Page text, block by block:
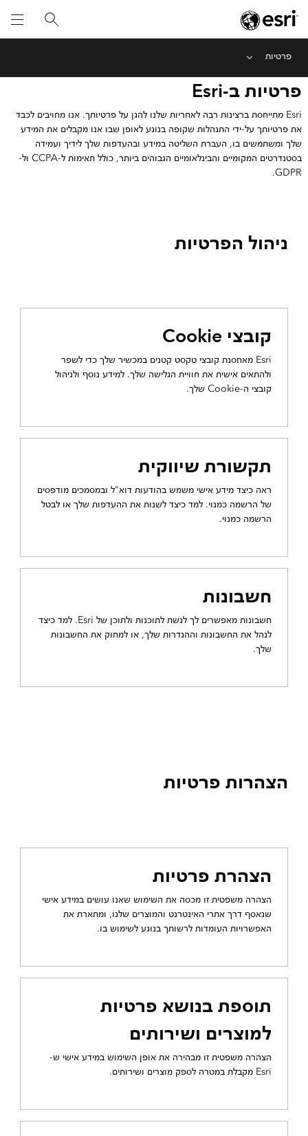
פרטיות Menu
פרטיות ב-Esri
Esri מתייחסת ברצינות רבה לאחריות שלנו להגן על פרטיותך. אנו מחויבים לכבד
את פרטיותך על-ידי התנהלות שקופה בנוגע לאופן שבו אנו מקבלים את המידע
שלך ומשתמשים בו, העברת השליטה במידע ובהעדפות שלך לידיך ועמידה
בסטנדרטים המקומיים והבינלאומיים הגבוהים ביותר, כולל תאימות ל-CCPA ול-
GDPR.
ניהול הפרטיות
קובצי Cookie
Esri מאחסנת קובצי טקסט קטנים במכשיר שלך כדי לשפר
ולהתאים אישית את חוויית הגלישה שלך. למידע נוסף ולניהול
קובצי ה-Cookie שלך.
תקשורת שיווקית
ראה כיצד מידע אישי משמש בהודעות דוא"ל ובמסמכים מודפסים
של הרשמה כמנוי. למד כיצד לשנות את ההעדפות שלך או לבטל
הרשמה כמנוי.
חשבונות
חשבונות מאפשרים לך לגשת לתוכנות ולתוכן של Esri. למד כיצד
לנהל את החשבונות וההגדרות שלך, או למחוק את החשבונות
שלך.
הצהרות פרטיות
הצהרת פרטיות
הצהרה משפטית זו מכסה את השימוש שאנו עושים במידע אישי
שנאסף דרך אתרי האינטרנט והמוצרים שלנו, ומתארת את
האפשרויות העומדות לרשותך בנוגע לשימוש בו.
תוספת בנושא פרטיות
למוצרים ושירותים
הצהרה משפטית זו מבהירה את אופן השימוש במידע אישי ש-
Esri מקבלת במטרה לספק מוצרים ושירותים.